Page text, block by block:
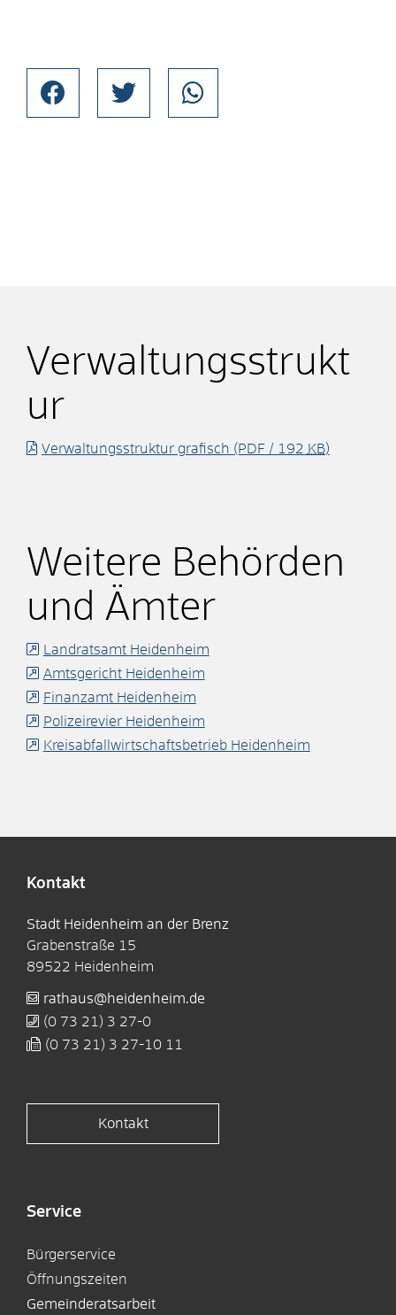
Verwaltungsstrukt
ur
Verwaltungsstruktur grafisch (PDF / 192 KB)
Weitere Behörden
und Ämter
Landratsamt Heidenheim
Amtsgericht Heidenheim
Finanzamt Heidenheim
Polizeirevier Heidenheim
Kreisabfallwirtschaftsbetrieb Heidenheim
Kontakt
Stadt Heidenheim an der Brenz
Grabenstraße 15
89522 Heidenheim
rathaus@heidenheim.de
(0 73 21) 3 27-0
(0 73 21) 3 27-10 11
Kontakt
Service
Bürgerservice
Öffnungszeiten
Gemeinderatsarbeit